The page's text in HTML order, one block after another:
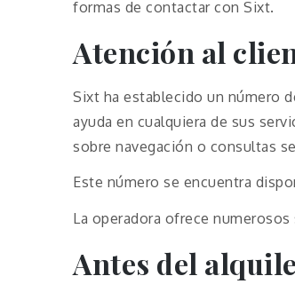
formas de contactar con Sixt.
Atención al
Sixt ha establecido un número
ayuda en cualquiera de sus
sobre navegación o consultas
Este número se encuentra
La operadora ofrece
Antes del